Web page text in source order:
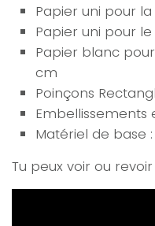
Papier uni pour la
Papier uni pour le
Papier blanc pour
cm
Poinçons
Embellissements
Matériel de base
Tu peux voir ou